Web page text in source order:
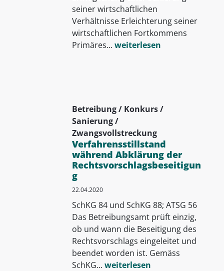
seiner wirtschaftlichen
Verhältnisse Erleichterung seiner
wirtschaftlichen Fortkommens
Primäres... weiterlesen
Betreibung / Konkurs /
Sanierung /
Zwangsvollstreckung
Verfahrensstillstand
während Abklärung der
Rechtsvorschlagsbeseitigun
g
22.04.2020
SchKG 84 und SchKG 88; ATSG 56
Das Betreibungsamt prüft einzig,
ob und wann die Beseitigung des
Rechtsvorschlags eingeleitet und
beendet worden ist. Gemäss
SchKG... weiterlesen